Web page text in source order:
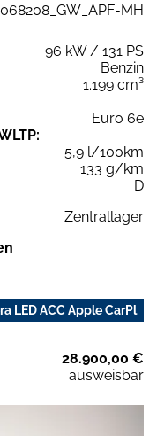
068208_GW_APF-MH
96 kW / 131 PS
Benzin
1.199 cm³
Euro 6e
5,9 l/100km
133 g/km
D
Zentrallager
LED ACC Apple CarPl
28.900,00 €
ausweisbar